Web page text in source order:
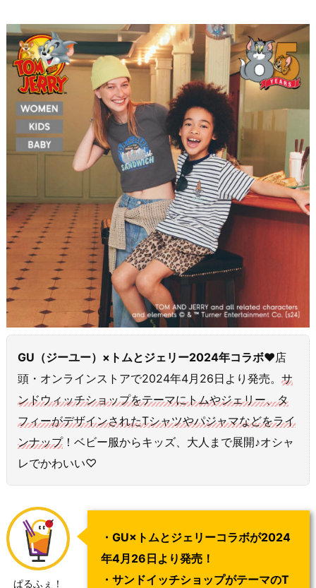
GU（ジーユー）×トムとジェリー2024年コラボ♥店
頭・オンラインストアで2024年4月26日より発売。 サ
ンドウィッチショップをテーマにトムやジェリー、タ
フィーがデザインされたTシャツやパジャマなどをライ
ンナップ！ベビー服からキッズ、大人まで展開♪オシャ
レでかわいい♡
ぱるふぇ！
・GU×トムとジェリーコラボが2024
年4月26日より発売！
・サンドイッチショップがテーマのT